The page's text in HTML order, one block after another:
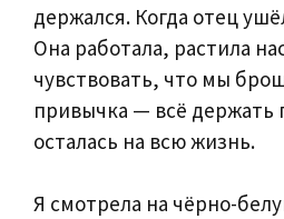
держался. Когда отец
Она работала, растила
чувствовать, что мы
привычка — всё
осталась на всю жизнь.
Я смотрела на чёрно-